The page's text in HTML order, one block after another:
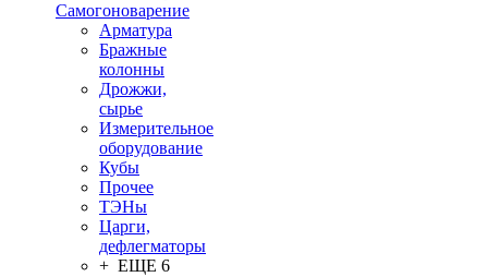
Самогоноварение
Арматура
Бражные
колонны
Дрожжи,
сырье
Измерительное
оборудование
Кубы
Прочее
ТЭНы
Царги,
дефлегматоры
+ ЕЩЕ 6